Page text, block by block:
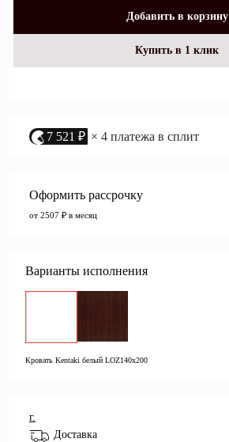
Добавить в корзину
Купить в 1 клик
7 521 ₽ × 4 платежа в сплит
Оформить рассрочку
от 2507 ₽ в месяц
Варианты исполнения
Кровать Kentaki белый LOZ140x200
г.
Доставка